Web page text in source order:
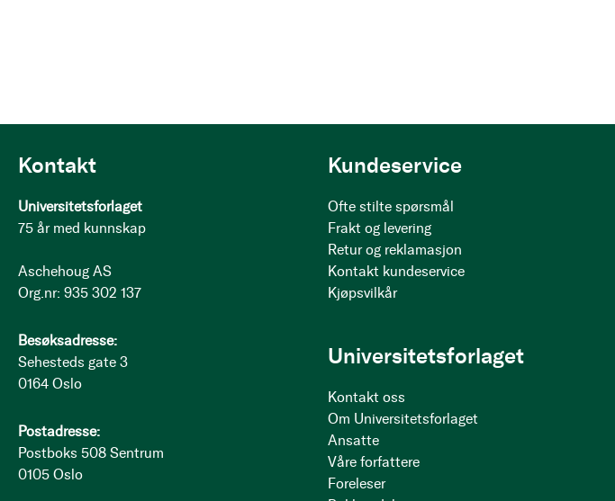
Kontakt
Universitetsforlaget
75 år med kunnskap
Aschehoug AS
Org.nr: 935 302 137
Besøksadresse:
Sehesteds gate 3
0164 Oslo
Postadresse:
Postboks 508 Sentrum
0105 Oslo
Kundeservice
Ofte stilte spørsmål
Frakt og levering
Retur og reklamasjon
Kontakt kundeservice
Kjøpsvilkår
Universitetsforlaget
Kontakt oss
Om Universitetsforlaget
Ansatte
Våre forfattere
Foreleser